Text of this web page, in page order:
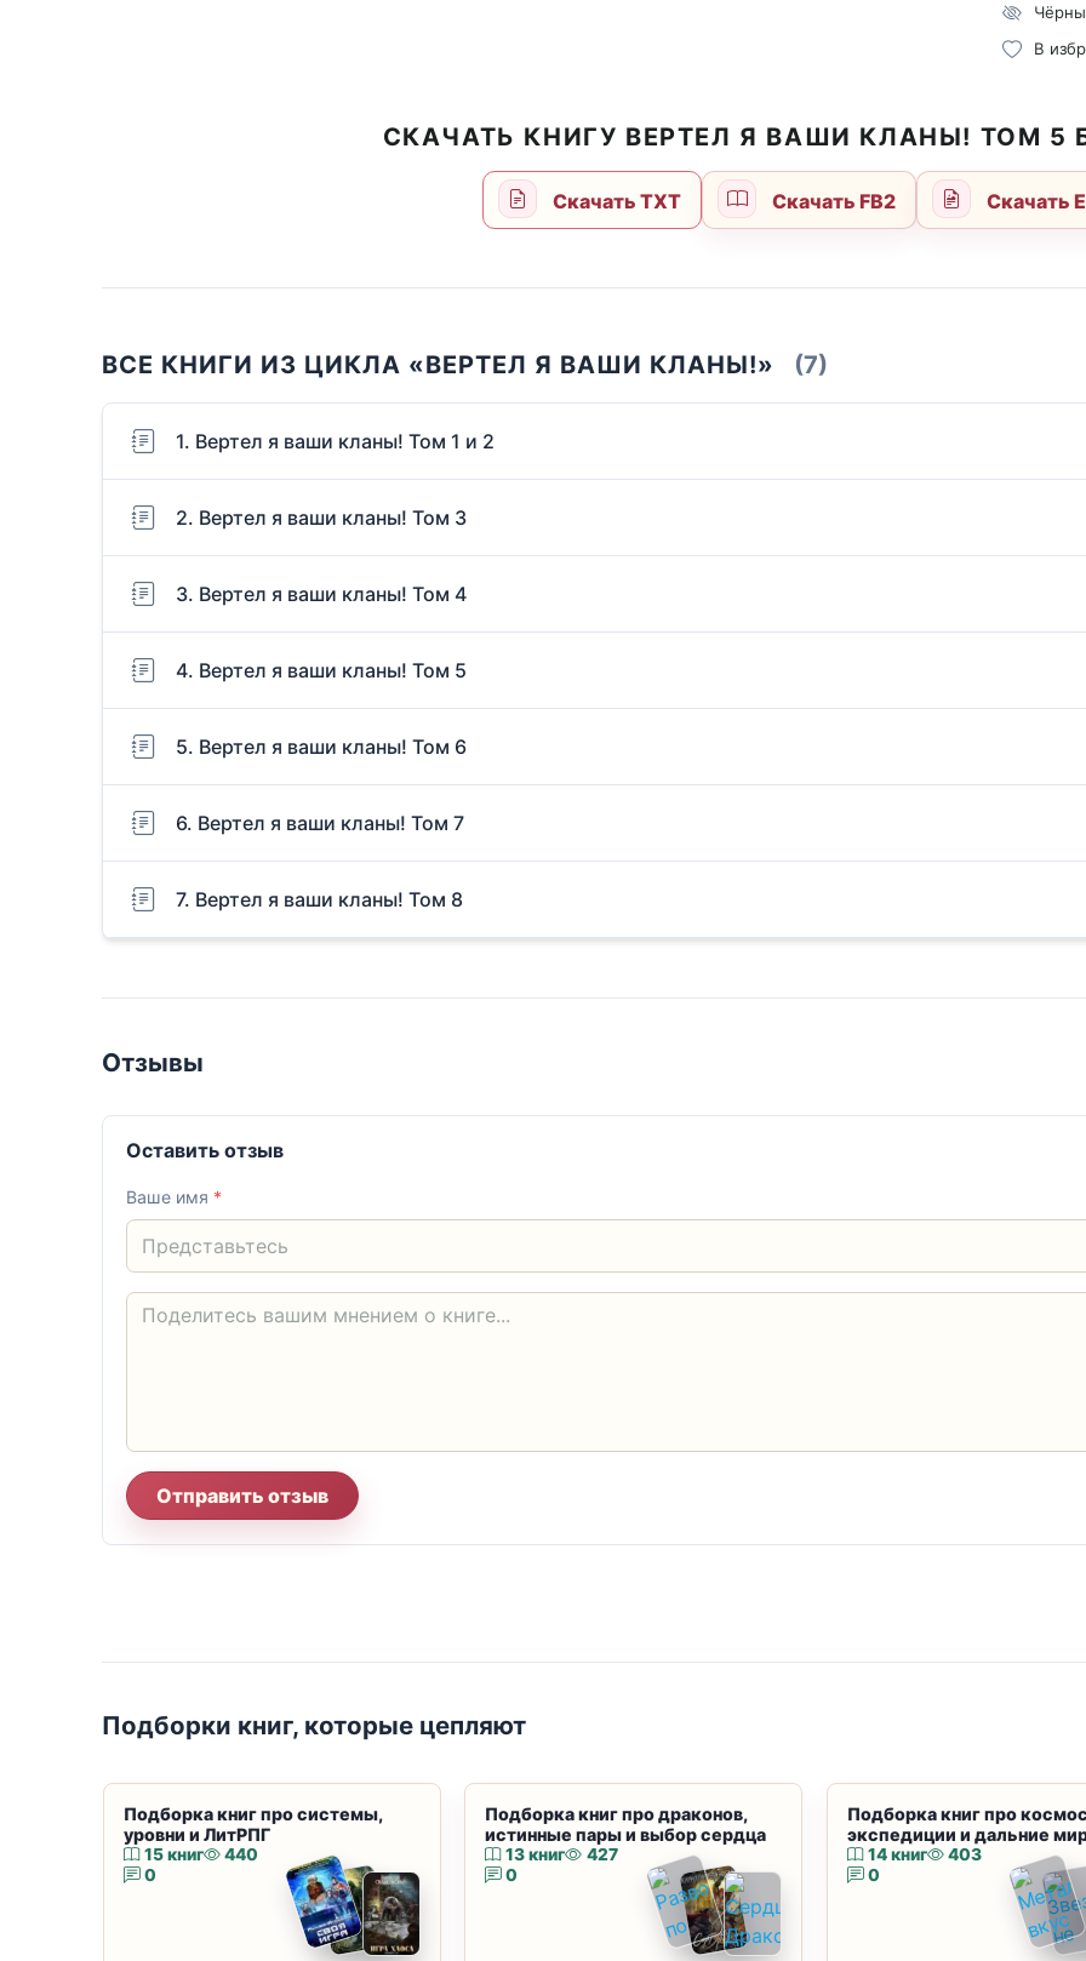
В
СКАЧАТЬ КНИГУ ВЕРТЕЛ Я ВАШИ КЛАНЫ! ТОМ 5
Скачать TXT Скачать FB2 Скачать
ВСЕ КНИГИ ИЗ ЦИКЛА «ВЕРТЕЛ Я ВАШИ КЛАНЫ!» (7)
1. Вертел я ваши кланы! Том 1 и 2
2. Вертел я ваши кланы! Том 3
3. Вертел я ваши кланы! Том 4
4. Вертел я ваши кланы! Том 5
5. Вертел я ваши кланы! Том 6
6. Вертел я ваши кланы! Том 7
7. Вертел я ваши кланы! Том 8
Отзывы
Оставить отзыв
Ваше имя *
Отправить отзыв
Подборки книг, которые цепляют
Подборка книг про системы,
уровни и ЛитРПГ
15 книг
440
0
Подборка книг про драконов,
истинные пары и выбор сердца
13 книг
427
0
Подборка книг про
экспедиции и дальние
14 книг
403
0